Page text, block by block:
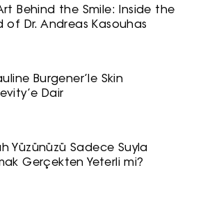
Behind the Smile: Inside the
of Dr. Andreas Kasouhas
Burgener’le Skin
Dair
Yüzünüzü Sadece Suyla
Gerçekten Yeterli mi?